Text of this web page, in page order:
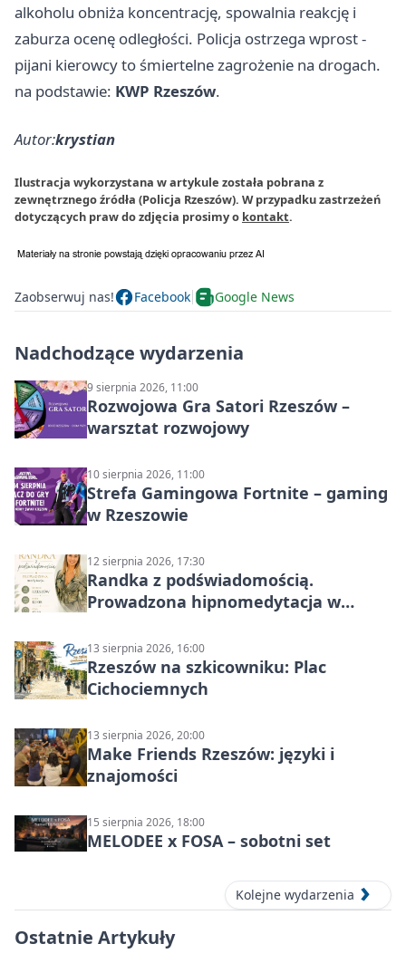
alkoholu obniża koncentrację, spowalnia reakcję i
zaburza ocenę odległości. Policja ostrzega wprost -
pijani kierowcy to śmiertelne zagrożenie na drogach.
na podstawie: KWP Rzeszów.
Autor:krystian
Ilustracja wykorzystana w artykule została pobrana z
zewnętrznego źródła (Policja Rzeszów). W przypadku zastrzeżeń
dotyczących praw do zdjęcia prosimy o kontakt.
Zaobserwuj nas! Facebook Google News
Nadchodzące wydarzenia
9 sierpnia 2026, 11:00
Rozwojowa Gra Satori Rzeszów –
warsztat rozwojowy
10 sierpnia 2026, 11:00
Strefa Gamingowa Fortnite – gaming
w Rzeszowie
12 sierpnia 2026, 17:30
Randka z podświadomością.
Prowadzona hipnomedytacja w
13 sierpnia 2026, 16:00
Rzeszów na szkicowniku: Plac
Cichociemnych
13 sierpnia 2026, 20:00
Make Friends Rzeszów: języki i
znajomości
15 sierpnia 2026, 18:00
MELODEE x FOSA – sobotni set
Kolejne wydarzenia
Ostatnie Artykuły